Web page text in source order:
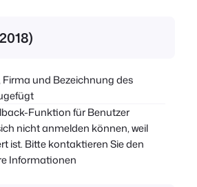
Firma und Bezeichnung des
Funktion für Benutzer
nicht anmelden können, weil
ist. Bitte kontaktieren Sie den
Informationen